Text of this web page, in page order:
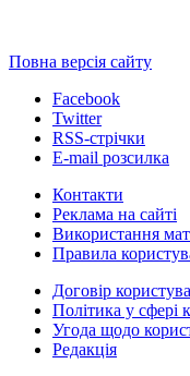
Повна версія сайту
Facebook
Twitter
RSS-стрічки
E-mail розсилка
Контакти
Реклама на сайті
Використання
Правила
Договір
Політика у сфері
Угода щодо
Редакція